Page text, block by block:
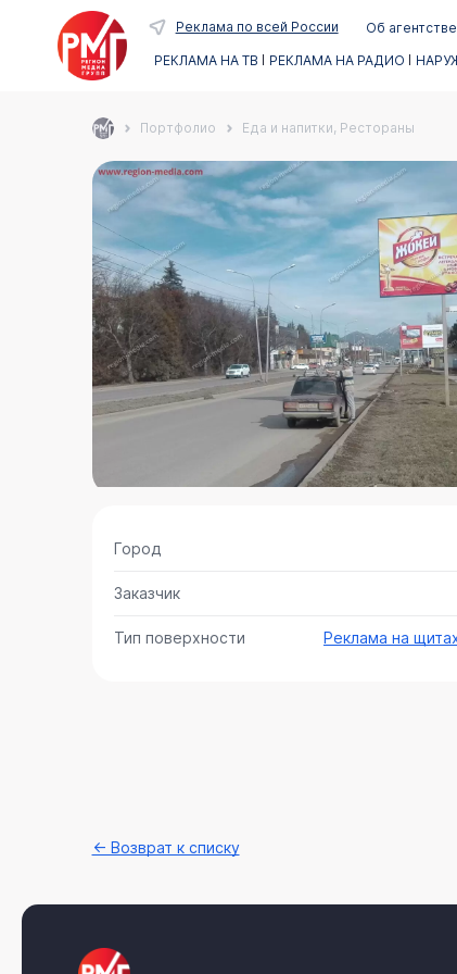
Реклама по всей России Об агентстве
РЕКЛАМА НА ТВ
РЕКЛАМА НА РАДИО
Портфолио Еда и напитки, Рестораны
Город
Заказчик
Тип поверхности Реклама на
← Возврат к списку